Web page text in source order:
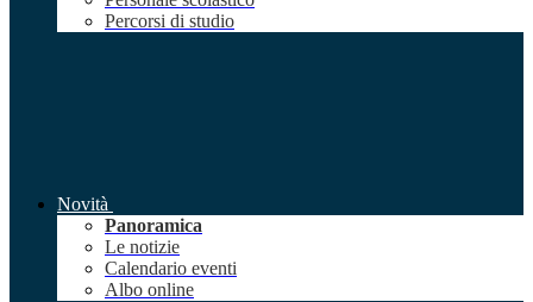
Percorsi di studio
Novità
Panoramica
Le notizie
Calendario eventi
Albo online